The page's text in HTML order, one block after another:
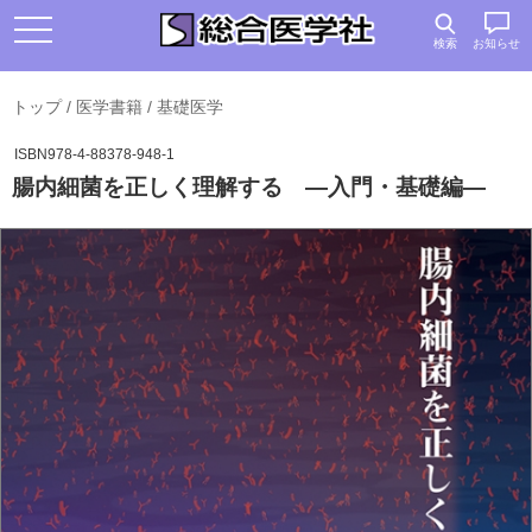
検索 お知らせ
トップ/ 医学書籍 / 基礎医学
ISBN978-4-88378-948-1
腸内細菌を正しく理解する —入門・基礎編—